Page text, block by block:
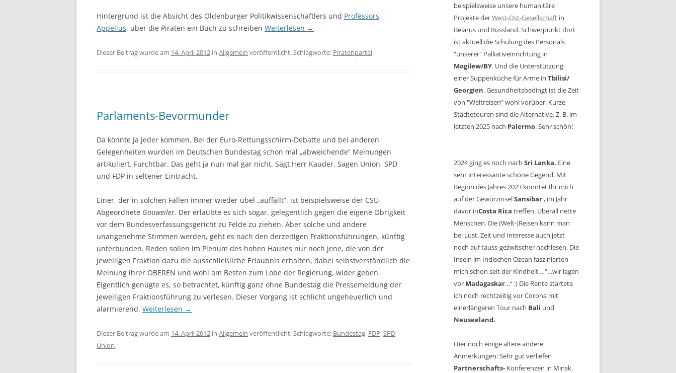
Hintergrund ist die Absicht des Oldenburger Politikwissenschaftlers und Professors
Appelius, über die Piraten ein Buch zu schreiben Weiterlesen →
Dieser Beitrag wurde am 14. April 2012 in Allgemein veröffentlicht. Schlagworte: Piratenpartei.
Parlaments-Bevormunder
Da könnte ja jeder kommen. Bei der Euro-Rettungsschirm-Debatte und bei anderen
Gelegenheiten wurden im Deutschen Bundestag schon mal „abweichende“ Meinungen
artikuliert. Furchtbar. Das geht ja nun mal gar nicht. Sagt Herr Kauder. Sagen Union, SPD
und FDP in seltener Eintracht.
Einer, der in solchen Fällen immer wieder übel „auffällt“, ist beispielsweise der CSU-
Abgeordnete Gauweiler. Der erlaubte es sich sogar, gelegentlich gegen die eigene Obrigkeit
vor dem Bundesverfassungsgericht zu Felde zu ziehen. Aber solche und andere
unangenehme Stimmen werden, geht es nach den derzeitigen Fraktionsführungen, künftig
unterbunden. Reden sollen im Plenum des hohen Hauses nur noch jene, die von der
jeweiligen Fraktion dazu die ausschließliche Erlaubnis erhalten, dabei selbstverständlich die
Meinung ihrer OBEREN und wohl am Besten zum Lobe der Regierung, wider geben.
Eigentlich genügte es, so betrachtet, künftig ganz ohne Bundestag die Pressemeldung der
jeweiligen Fraktionsführung zu verlesen. Dieser Vorgang ist schlicht ungeheuerlich und
alarmierend. Weiterlesen →
Dieser Beitrag wurde am 14. April 2012 in Allgemein veröffentlicht. Schlagworte: Bundestag, FDP,SPD,
Union.
beispielsweise unsere humanitäre
Projekte derWest-Ost-Gesellschaft in
Belarus und Russland. Schwerpunkt dort
ist aktuell die Schulung des Personals
"unserer" Palliativeinrichtung in
Mogilew/BY. Und die Unterstützung
einer Suppenküche für Arme in Tbilisi/
Georgien. Gesundheitsbedingt ist die Zeit
von "Weltreisen" wohl vorüber. Kurze
Städtetouren sind die Alternative. Z. B. im
letzten 2025 nach Palermo. Sehr schön!
2024 ging es noch nach Sri Lanka. Eine
sehr interessante schöne Gegend. Mit
Beginn des Jahres 2023 konntet Ihr mich
auf der GewürzinselSansibar , im Jahr
davor inCosta Rica treffen. Überall nette
Menschen. Die (Welt-)Reisen kann man
bei Lust, Zeit und Interesse auch jetzt
noch auf tauss-gezwitscher nachlesen. Die
Inseln im Indischen Ozean faszinierten
mich schon seit der Kindheit… “…wir lagen
vor Madagaskar…“ ;) Die Rente startete
ich noch rechtzeitig vor Corona mit
einerlängeren Tour nach Bali und
Neuseeland.
Hier noch einige ältere andere
Anmerkungen: Sehr gut verliefen
Partnerschafts- Konferenzen in Minsk.